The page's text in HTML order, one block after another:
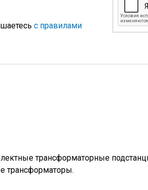
с правилами
трансформаторные
трансформаторы.